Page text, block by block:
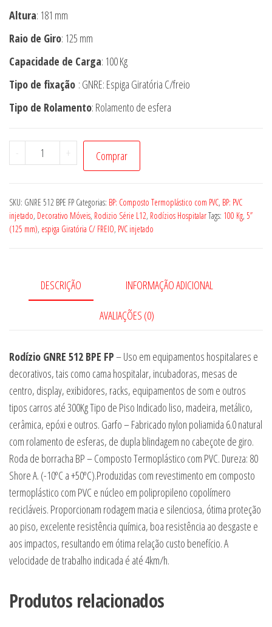
Altura: 181 mm
Raio de Giro: 125 mm
Capacidade de Carga: 100 Kg
Tipo de fixação : GNRE: Espiga Giratória C/freio
Tipo de Rolamento: Rolamento de esfera
-
Rodízio
GNRE
BPE
FP
quantidade
+ Comprar
SKU: GNRE 512 BPE FP Categorias: BP: Composto Termoplástico com PVC, BP: PVC
injetado, Decorativo Móveis, Rodizio Série L12, Rodízios HospitalarTags: 100 Kg, 5”
(125 mm), espiga Giratória C/ FREIO, PVC injetado
DESCRIÇÃO INFORMAÇÃO ADICIONAL
AVALIAÇÕES (0)
Rodízio GNRE 512 BPE FP– Uso em equipamentos hospitalares e
decorativos, tais como cama hospitalar, incubadoras, mesas de
centro, display, exibidores, racks, equipamentos de som e outros
tipos carros até 300Kg Tipo de Piso Indicado liso, madeira, metálico,
cerâmica, epóxi e outros. Garfo – Fabricado nylon poliamida 6.0 natural
com rolamento de esferas, de dupla blindagem no cabeçote de giro.
Roda de borracha BP – Composto Termoplástico com PVC. Dureza: 80
Shore A. (-10ºC a +50ºC).Produzidas com revestimento em composto
termoplástico com PVC e núcleo em polipropileno copolímero
recicláveis. Proporcionam rodagem macia e silenciosa, ótima proteção
ao piso, excelente resistência química, boa resistência ao desgaste e
aos impactos, resultando em ótima relação custo benefício. A
velocidade de trabalho indicada é até 4km/h.
Produtos relacionados